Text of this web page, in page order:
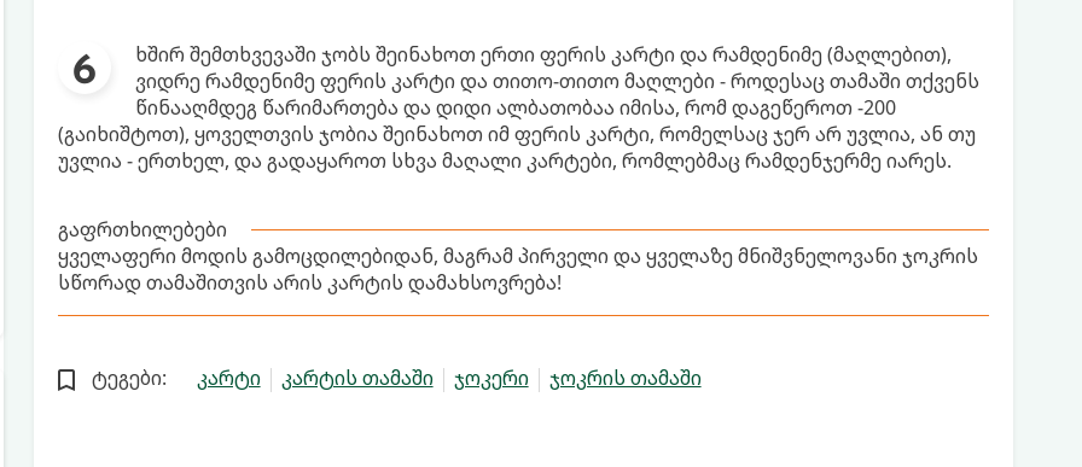
ხშირ შემთხვევაში ჯობს შეინახოთ ერთი ფერის კარტი და რამდენიმე (მაღლებით),
ვიდრე რამდენიმე ფერის კარტი და თითო-თითო მაღლები - როდესაც თამაში თქვენს
წინააღმდეგ წარიმართება და დიდი ალბათობაა იმისა, რომ დაგეწეროთ -200
(გაიხიშტოთ), ყოველთვის ჯობია შეინახოთ იმ ფერის კარტი, რომელსაც ჯერ არ უვლია, ან თუ
უვლია - ერთხელ, და გადაყაროთ სხვა მაღალი კარტები, რომლებმაც რამდენჯერმე იარეს.
გაფრთხილებები
ყველაფერი მოდის გამოცდილებიდან, მაგრამ პირველი და ყველაზე მნიშვნელოვანი ჯოკრის
სწორად თამაშითვის არის კარტის დამახსოვრება!
ტეგები: კარტი კარტის თამაში ჯოკერი ჯოკრის თამაში